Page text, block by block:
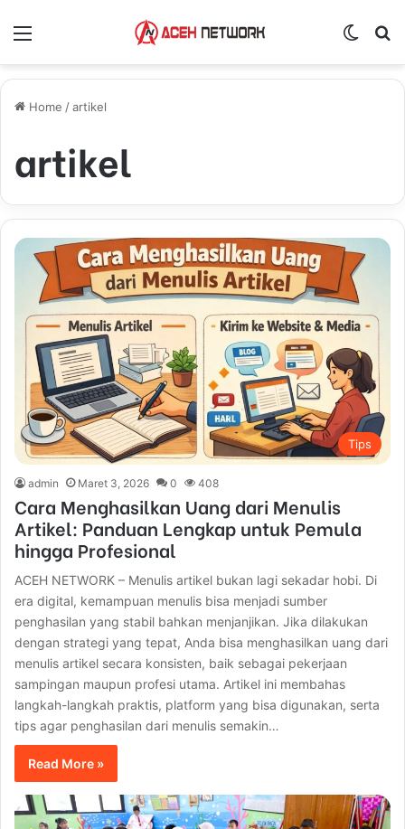
Home /artikel
artikel
Tips
admin Maret 3, 2026 0 408
Cara Menghasilkan Uang dari Menulis
Artikel: Panduan Lengkap untuk Pemula
hingga Profesional
ACEH NETWORK – Menulis artikel bukan lagi sekadar hobi. Di
era digital, kemampuan menulis bisa menjadi sumber
penghasilan yang stabil bahkan menjanjikan. Jika dilakukan
dengan strategi yang tepat, Anda bisa menghasilkan uang dari
menulis artikel secara konsisten, baik sebagai pekerjaan
sampingan maupun profesi utama. Artikel ini membahas
langkah-langkah praktis, platform yang bisa digunakan, serta
tips agar penghasilan dari menulis semakin…
Read More »